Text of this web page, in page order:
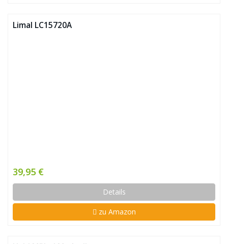
Limal LC15720A
39,95 €
Details
zu Amazon